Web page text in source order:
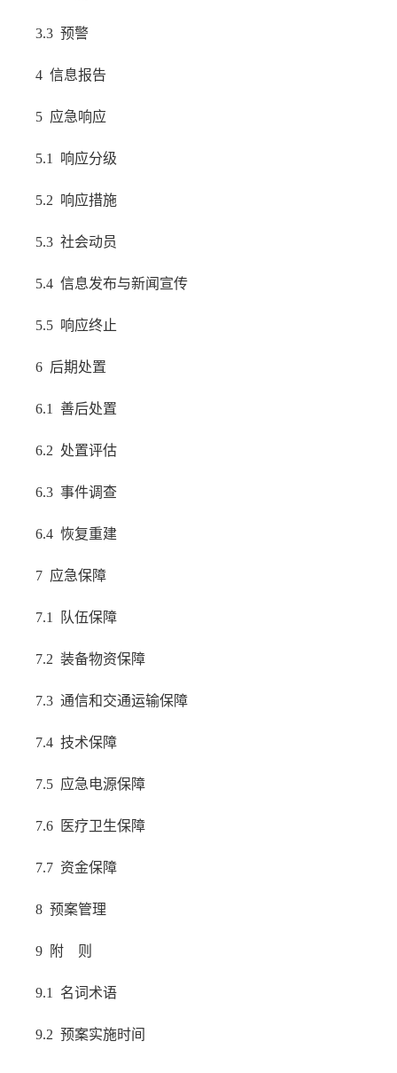
3.3 预警
4 信息报告
5 应急响应
5.1 响应分级
5.2 响应措施
5.3 社会动员
5.4 信息发布与新闻宣传
5.5 响应终止
6 后期处置
6.1 善后处置
6.2 处置评估
6.3 事件调查
6.4 恢复重建
7 应急保障
7.1 队伍保障
7.2 装备物资保障
7.3 通信和交通运输保障
7.4 技术保障
7.5 应急电源保障
7.6 医疗卫生保障
7.7 资金保障
8 预案管理
9 附 则
9.1 名词术语
9.2 预案实施时间